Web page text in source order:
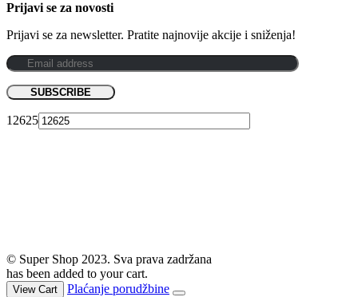
Prijavi se za novosti
Prijavi se za newsletter. Pratite najnovije akcije i sniženja!
12625
© Super Shop 2023. Sva prava zadržana
has been added to your cart.
View Cart Plaćanje porudžbine